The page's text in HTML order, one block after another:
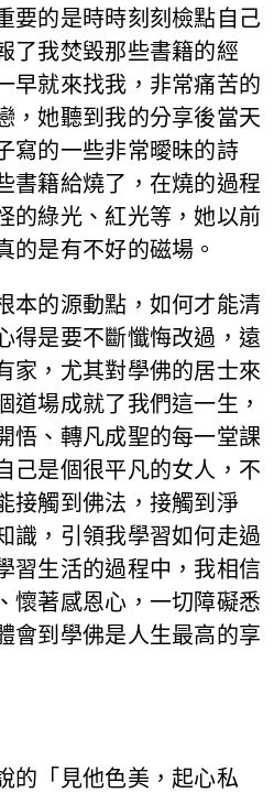
要的是時時刻刻檢點自己
了我焚毀那些書籍的經
早就來找我，非常痛苦的
，她聽到我的分享後當天
寫的一些非常曖昧的詩
書籍給燒了，在燒的過程
的綠光、紅光等，她以前
的是有不好的磁場。
本的源動點，如何才能清
得是要不斷懺悔改過，遠
家，尤其對學佛的居士來
道場成就了我們這一生，
悟、轉凡成聖的每一堂課
己是個很平凡的女人，不
接觸到佛法，接觸到淨
識，引領我學習如何走過
習生活的過程中，我相信
懷著感恩心，一切障礙悉
會到學佛是人生最高的享
的「見他色美，起心私